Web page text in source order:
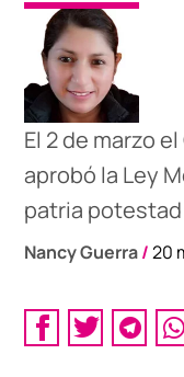
El 2 de marzo
aprobó la Ley
patria
Nancy Guerra/ 20